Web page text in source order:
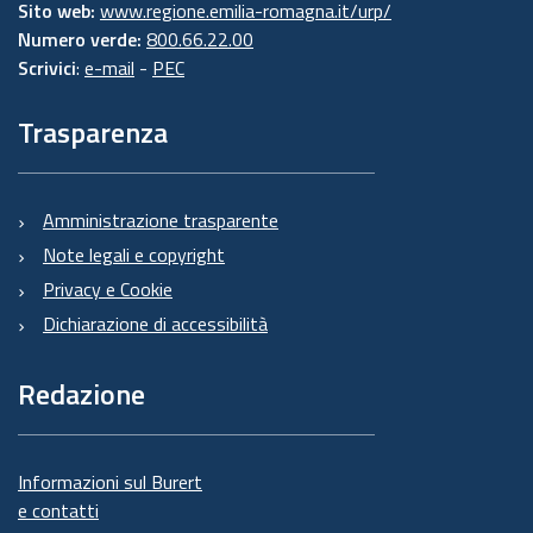
Sito web: www.regione.emilia-romagna.it/urp/
Numero verde: 800.66.22.00
Scrivici: e-mail - PEC
Trasparenza
Amministrazione trasparente
Note legali e copyright
Privacy e Cookie
Dichiarazione di accessibilità
Redazione
Informazioni sul Burert
e contatti